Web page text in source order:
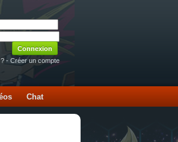
- Créer un compte
Chat